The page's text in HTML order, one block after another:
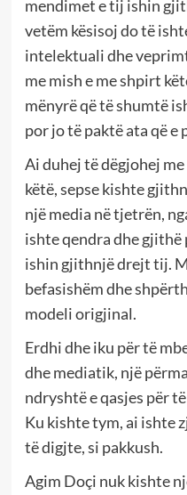
mendimet e tij ishin
vetëm kësisoj do të
intelektuali dhe
me mish e me shpirt
mënyrë që të shumtë
por jo të paktë ata që e
Ai duhej të dëgjohej
këtë, sepse kishte
një media në tjetrën,
ishte qendra dhe
ishin gjithnjë drejt tij.
befasishëm dhe
modeli origjinal.
Erdhi dhe iku për të
dhe mediatik, një
ndryshtë e qasjes për
Ku kishte tym, ai ishte
të digjte, si pakkush.
Agim Doçi nuk kishte